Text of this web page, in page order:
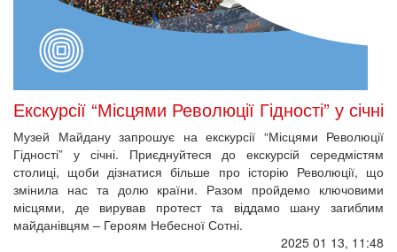
Екскурсії “Місцями Революції Гідності” у січні
Музей Майдану запрошує на екскурсії “Місцями Революції
Гідності” у січні. Приєднуйтеся до екскурсій середмістям
столиці, щоби дізнатися більше про історію Революції, що
змінила нас та долю країни. Разом пройдемо ключовими
місцями, де вирував протест та віддамо шану загиблим
майданівцям – Героям Небесної Сотні.
2025 01 13, 11:48